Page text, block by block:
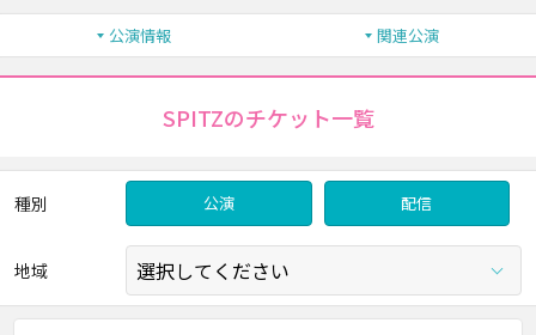
公演情報 関連公演
SPITZのチケット一覧
種別 公演 配信
地域